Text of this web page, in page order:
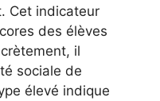
Cet indicateur
des élèves
il
sociale de
élevé indique